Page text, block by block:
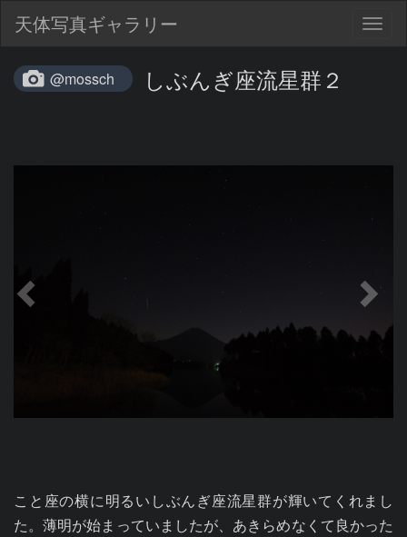
天体写真ギャラリー
@mossch しぶんぎ座流星群２
こと座の横に明るいしぶんぎ座流星群が輝いてくれまし
た。薄明が始まっていましたが、あきらめなくて良かった